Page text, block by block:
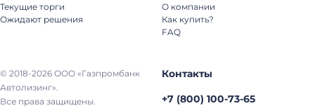
© 2018-2026 ООО «Газпромбанк
Автолизинг».
Все права защищены.
Текущие торги
Ожидают решения
О компании
Как купить?
FAQ
Контакты
+7 (800) 100-73-65